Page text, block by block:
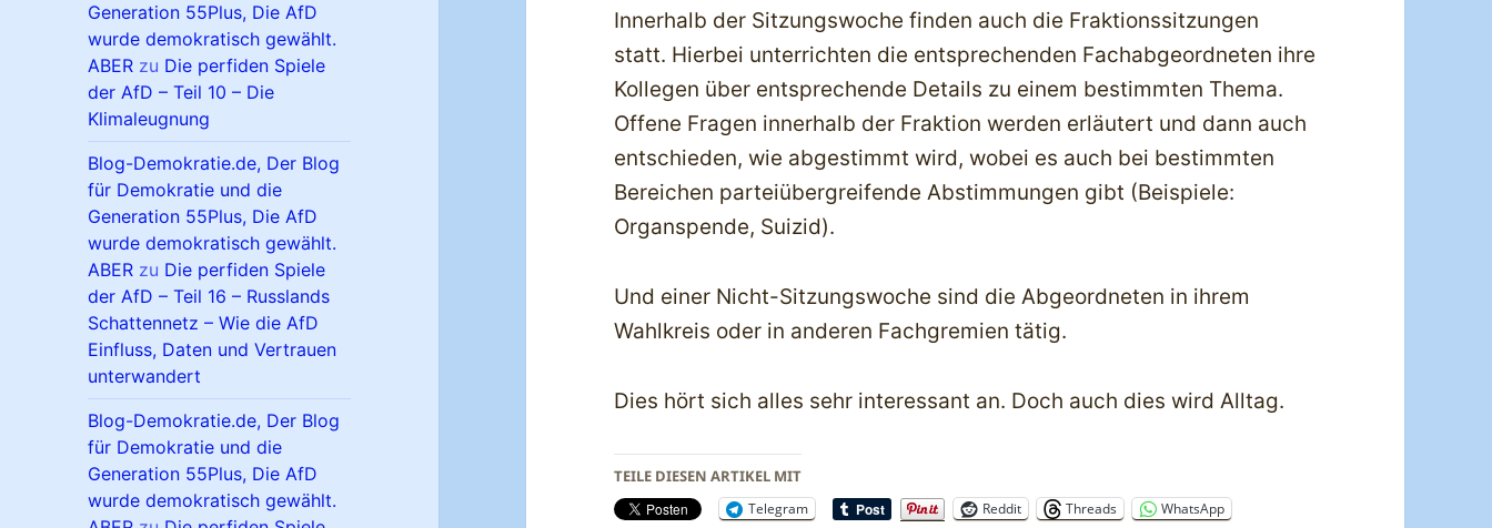
Generation 55Plus, Die AfD
wurde demokratisch gewählt.
ABER zu Die perfiden Spiele
der AfD – Teil 10 – Die
Klimaleugnung
Blog-Demokratie.de, Der Blog
für Demokratie und die
Generation 55Plus, Die AfD
wurde demokratisch gewählt.
ABER zu Die perfiden Spiele
der AfD – Teil 16 – Russlands
Schattennetz – Wie die AfD
Einfluss, Daten und Vertrauen
unterwandert
Blog-Demokratie.de, Der Blog
für Demokratie und die
Generation 55Plus, Die AfD
wurde demokratisch gewählt.
Innerhalb der Sitzungswoche finden auch die Fraktionssitzungen
statt. Hierbei unterrichten die entsprechenden Fachabgeordneten ihre
Kollegen über entsprechende Details zu einem bestimmten Thema.
Offene Fragen innerhalb der Fraktion werden erläutert und dann auch
entschieden, wie abgestimmt wird, wobei es auch bei bestimmten
Bereichen parteiübergreifende Abstimmungen gibt (Beispiele:
Organspende, Suizid).
Und einer Nicht-Sitzungswoche sind die Abgeordneten in ihrem
Wahlkreis oder in anderen Fachgremien tätig.
Dies hört sich alles sehr interessant an. Doch auch dies wird Alltag.
TEILE DIESEN ARTIKEL MIT
Telegram Reddit Threads
WhatsApp